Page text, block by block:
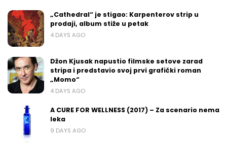
„Cathedral“ je stigao: Karpenterov strip u
prodaji, album stiže u petak
4 DAYS AGO
Džon Kjusak napustio filmske setove zarad
stripa i predstavio svoj prvi grafički roman
„Momo“
4 DAYS AGO
A CURE FOR WELLNESS (2017) – Za scenario nema
leka
9 DAYS AGO